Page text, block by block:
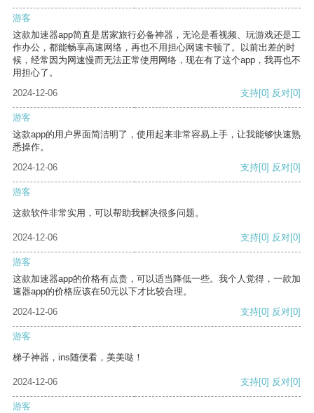
游客
这款加速器app简直是居家旅行必备神器，无论是看视频、玩游戏还是工
作办公，都能畅享高速网络，再也不用担心网速卡顿了。以前出差的时
候，经常因为网速慢而无法正常使用网络，现在有了这个app，我再也不
用担心了。
2024-12-06
支持[0] 反对[0]
游客
这款app的用户界面简洁明了，使用起来非常容易上手，让我能够快速熟
悉操作。
2024-12-06
支持[0] 反对[0]
游客
这款软件非常实用，可以帮助我解决很多问题。
2024-12-06 支持[0] 反对[0]
游客
这款加速器app的价格有点贵，可以适当降低一些。我个人觉得，一款加
速器app的价格应该在50元以下才比较合理。
2024-12-06
支持[0] 反对[0]
游客
梯子神器，ins随便看，美美哒！
2024-12-06 支持[0] 反对[0]
游客